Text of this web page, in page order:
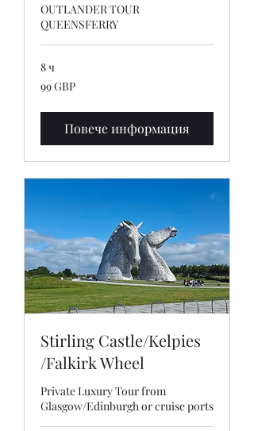
OUTLANDER TOUR
QUEENSFERRY
8 ч
британски
99 GBP
Повече информация
Stirling Castle/Kelpies
/Falkirk Wheel
Private Luxury Tour from
Glasgow/Edinburgh or cruise ports